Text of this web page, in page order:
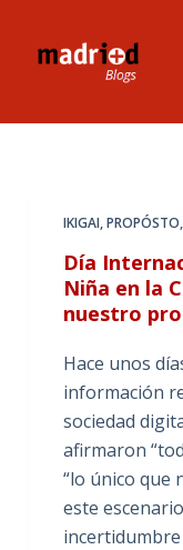
IKIGAI,PROPÓSTO,
Día
Niña en la
nuestro
Hace unos
información
sociedad
afirmaron
“lo único que
este